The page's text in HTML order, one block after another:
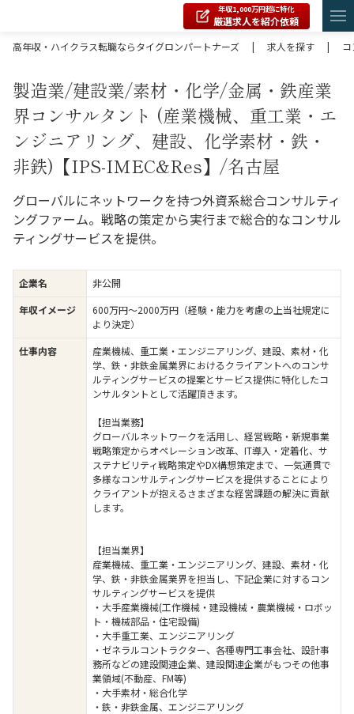
年収1,000万円超に特化
厳選求人を紹介依頼
高年収・ハイクラス転職ならタイグロンパートナーズ
| 求人を探す |
製造業/建設業/素材・化学/金属・鉄産業
界コンサルタント (産業機械、重工業・エ
ンジニアリング、建設、化学素材・鉄・
非鉄)【IPS-IMEC&Res】/名古屋
グローバルにネットワークを持つ外資系総合コンサルティ
ングファーム。戦略の策定から実行まで総合的なコンサル
ティングサービスを提供。
企業名
非公開
年収イメージ
600万円〜2000万円（経験・能力を考慮の上当社規定に
より決定）
仕事内容
産業機械、重工業・エンジニアリング、建設、素材・化
学、鉄・非鉄金属業界におけるクライアントへのコンサ
ルティングサービスの提案とサービス提供に特化したコ
ンサルタントとして活躍頂きます。
【担当業務】
グローバルネットワークを活用し、経営戦略・新規事業
戦略策定からオペレーション改革、IT導入・定着化、サ
ステナビリティ戦略策定やDX構想策定まで、一気通貫で
多様なコンサルティングサービスを提供することにより
クライアントが抱えるさまざまな経営課題の解決に貢献
します。
【担当業界】
産業機械、重工業・エンジニアリング、建設、素材・化
学、鉄・非鉄金属業界を担当し、下記企業に対するコン
サルティングサービスを提供
・大手産業機械(工作機械・建設機械・農業機械・ロボッ
ト・機械部品・住宅設備)
・大手重工業、エンジニアリング
・ゼネラルコントラクター、各種専門工事会社、設計事
務所などの建設関連企業、建設関連企業がもつその他事
業領域(不動産、FM等)
・大手素材・総合化学
・鉄・非鉄金属、エンジニアリング